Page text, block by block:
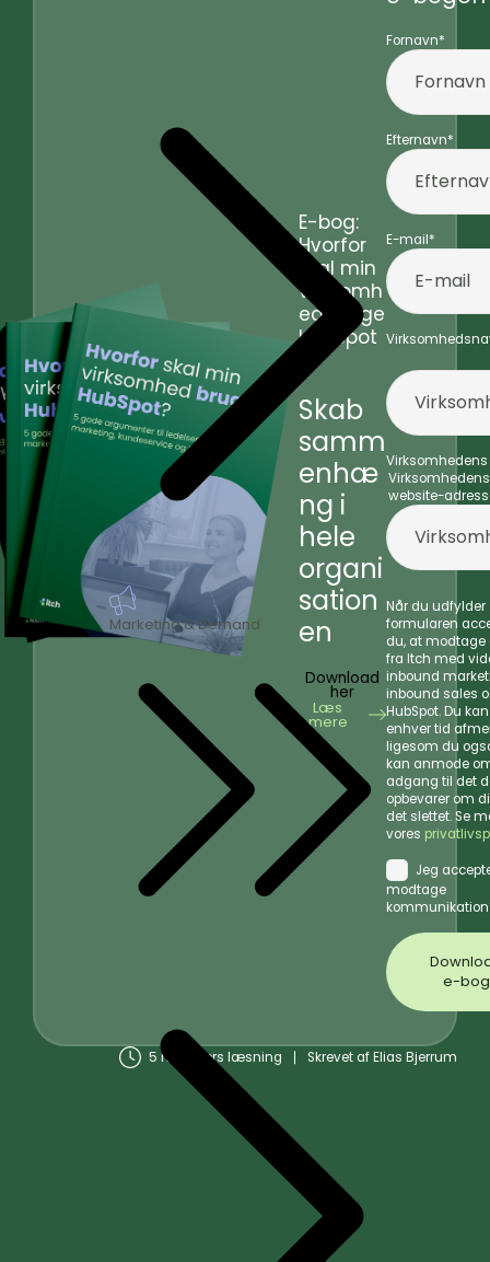
Marketing & Demand
E-bog:
Hvorfor
skal min
virksomh
ed bruge
HubSpot
Skab
samm
enhæ
ng i
hele
organi
sation
en
Download
her
Læs
mere
Fornavn*
Efternavn*
E-mail*
Virksomhedens
Virksomhedens
website-
Når du udfylder
formularen
du, at
fra Itch med
inbound
inbound sales
HubSpot. Du
enhver tid
ligesom du
kan anmode
adgang til det
opbevarer om
det slettet. Se
vores
Jeg
modtage
kommunikation
5 minutters læsning Skrevet afElias Bjerrum